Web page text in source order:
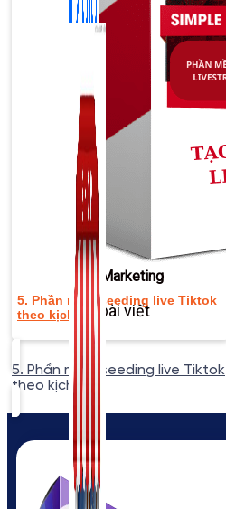
Zalo Marketing
104 bài viết
New
5. Phần mềm seeding live Tiktok
theo kịch bản
5. Phần mềm seeding live Tiktok
theo kịch bản